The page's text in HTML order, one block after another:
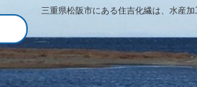
三重県松阪市にある住吉化繊は、水産